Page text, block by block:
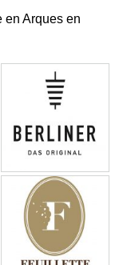
en Arques en